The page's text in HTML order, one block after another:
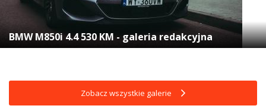
BMW M850i 4.4 530 KM - galeria redakcyjna
Zobacz wszystkie galerie